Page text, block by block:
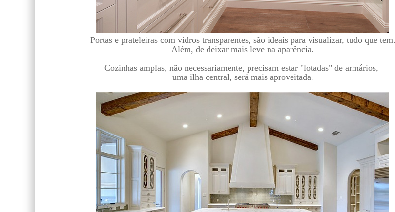
Portas e prateleiras com vidros transparentes, são ideais para visualizar, tudo que tem.
Além, de deixar mais leve na aparência.
Cozinhas amplas, não necessariamente, precisam estar "lotadas" de armários,
uma ilha central, será mais aproveitada.